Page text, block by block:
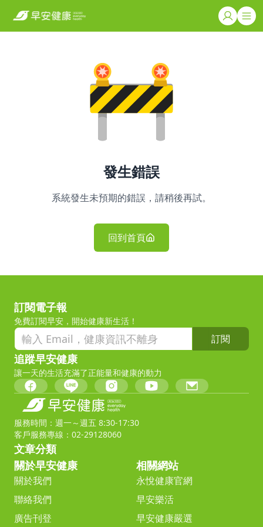
發生錯誤
系統發生未預期的錯誤，請稍後再試。
回到首頁
訂閱電子報
免費訂閱早安，開始健康新生活！
訂閱
追蹤早安健康
讓一天的生活充滿了正能量和健康的動力
服務時間：週一～週五 8:30-17:30
客戶服務專線：02-29128060
文章分類
關於早安健康
關於我們
聯絡我們
廣告刊登
相關網站
永悅健康官網
早安樂活
早安健康嚴選